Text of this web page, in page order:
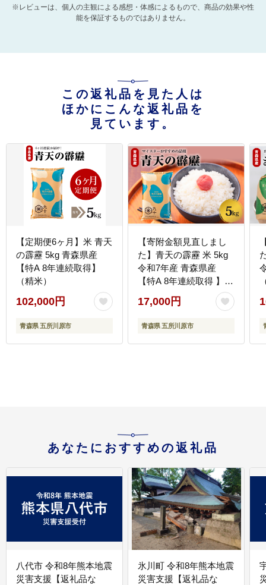
※レビューは、個人の主観による感想・体感によるもので、商品の効果や性
能を保証するものではありません。
この返礼品を見た人は
ほかにこんな返礼品を
見ています。
【定期便6ヶ月】米 青天
の霹靂 5kg 青森県産
【特A 8年連続取得】
（精米）
102,000円
青森県 五所川原市
【寄附金額見直しまし
た】青天の霹靂 米 5kg
令和7年産 青森県産
【特A 8年連続取得 】
（精米） 晴天の霹靂
17,000円
青森県 五所川原市
あなたにおすすめの返礼品
八代市 令和8年熊本地震
災害支援【返礼品な
氷川町 令和8年熊本地震
災害支援【返礼品な